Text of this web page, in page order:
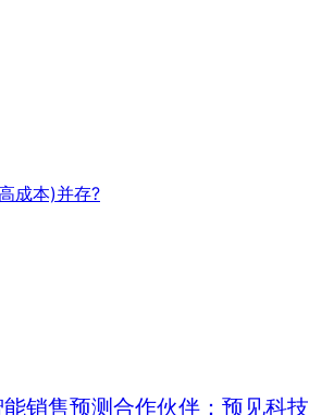
成本)并存?
能销售预测合作伙伴：预见科技